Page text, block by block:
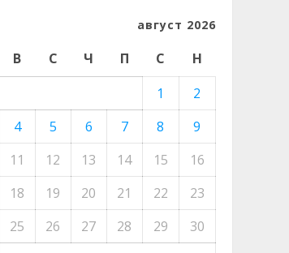
август 2026
В С Ч П С
Н
1
2
4 5 6 7 8
9
11 12 13 14 15
16
18 19 20 21 22
23
25 26 27 28 29
30